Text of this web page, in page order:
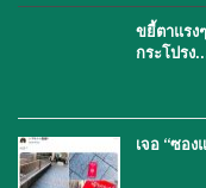
ขยี้ตาแรง
กระโปรง
เจอ “ซอ